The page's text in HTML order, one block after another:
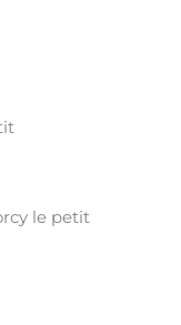
le petit